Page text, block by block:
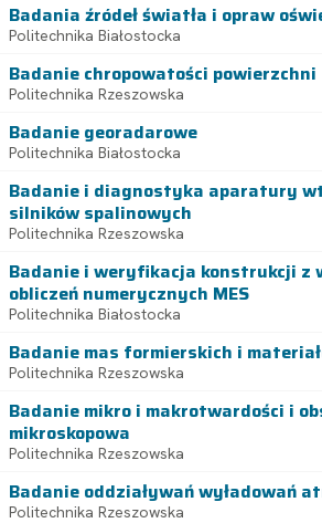
Badania źródeł światła i opraw
Politechnika Białostocka
Badanie chropowatości powierzchni
Politechnika Rzeszowska
Badanie georadarowe
Politechnika Białostocka
Badanie i diagnostyka aparatury
silników spalinowych
Politechnika Rzeszowska
Badanie i weryfikacja konstrukcji z
obliczeń numerycznych MES
Politechnika Białostocka
Badanie mas formierskich i
Politechnika Rzeszowska
Badanie mikro i makrotwardości i
mikroskopowa
Politechnika Rzeszowska
Badanie oddziaływań wyładowań
Politechnika Rzeszowska